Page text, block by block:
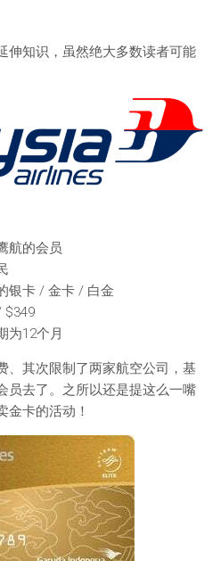
伸知识，虽然绝大多数读者可能
航的会员
银卡 / 金卡 / 白金
$349
为12个月
、其次限制了两家航空公司，基
员去了。之所以还是提这么一嘴
金卡的活动！